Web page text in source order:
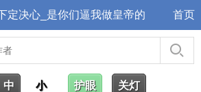
定决心_是你们逼我做皇帝的 首页
中 小 护眼 关灯